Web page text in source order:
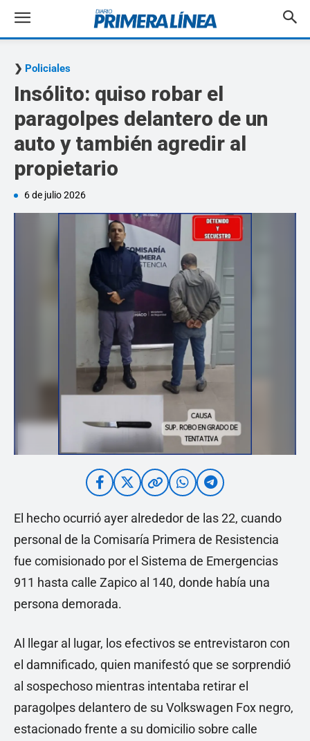
Policiales
Insólito: quiso robar el
paragolpes delantero de un
auto y también agredir al
propietario
6 de julio 2026
El hecho ocurrió ayer alrededor de las 22, cuando
personal de la Comisaría Primera de Resistencia
fue comisionado por el Sistema de Emergencias
911 hasta calle Zapico al 140, donde había una
persona demorada.
Al llegar al lugar, los efectivos se entrevistaron con
el damnificado, quien manifestó que se sorprendió
al sospechoso mientras intentaba retirar el
paragolpes delantero de su Volkswagen Fox negro,
estacionado frente a su domicilio sobre calle